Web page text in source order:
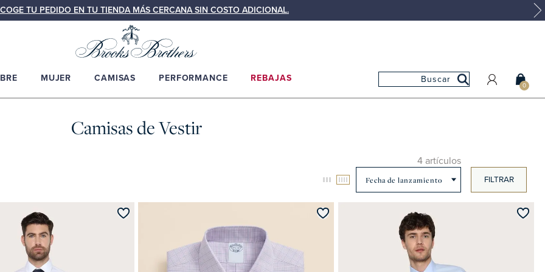
TU PEDIDO EN TU TIENDA MÁS CERCANA SIN COSTO ADICIONAL.
0
MUJER CAMISAS PERFORMANCE REBAJAS
Camisas de Vestir
FILTRAR
4 artículos